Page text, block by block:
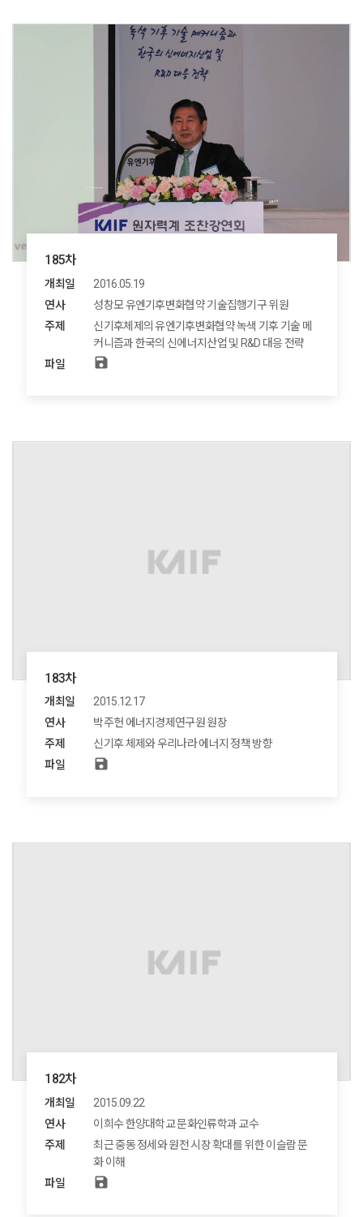
185차
개최일
2016.05.19
연사
​ ​​ ​ ​성창모 유엔기후변화협약 기술집행기구 위원​
주제
신기후체제의 유엔기후변화협약 녹색 기후 기술 메
커니즘과 한국의 신에너지산업 및 R&D 대응 전략
파일
save
183차
개최일
2015.12.17
연사
박주헌 에너지경제연구원 원장
주제
신기후 체제와 우리나라 에너지 정책 방향
파일
save
182차
개최일
2015.09.22
연사
이희수 한양대학교 문화인류학과 교수
주제
최근 중동 정세와 원전 시장 확대를 위한 이슬람 문
화 이해​​
파일
save